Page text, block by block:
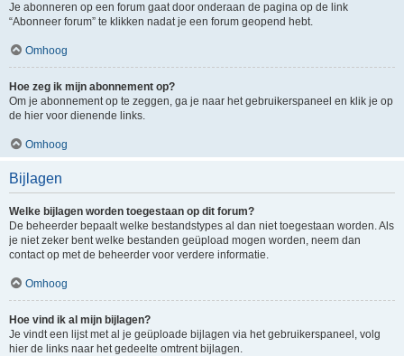
Je abonneren op een forum gaat door onderaan de pagina op de link
“Abonneer forum” te klikken nadat je een forum geopend hebt.
Omhoog
Hoe zeg ik mijn abonnement op?
Om je abonnement op te zeggen, ga je naar het gebruikerspaneel en klik je op
de hier voor dienende links.
Omhoog
Bijlagen
Welke bijlagen worden toegestaan op dit forum?
De beheerder bepaalt welke bestandstypes al dan niet toegestaan worden. Als
je niet zeker bent welke bestanden geüpload mogen worden, neem dan
contact op met de beheerder voor verdere informatie.
Omhoog
Hoe vind ik al mijn bijlagen?
Je vindt een lijst met al je geüploade bijlagen via het gebruikerspaneel, volg
hier de links naar het gedeelte omtrent bijlagen.